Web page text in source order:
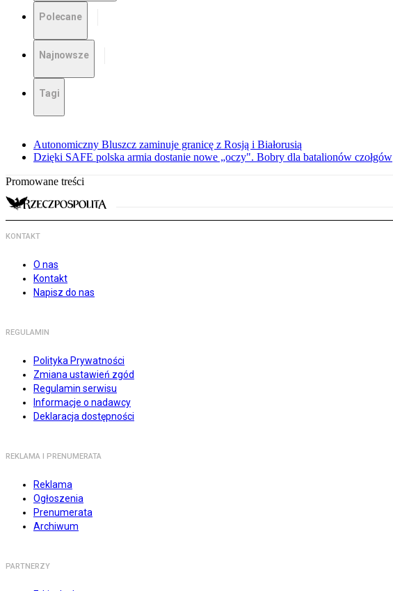
Polecane
Najnowsze
Tagi
Autonomiczny Bluszcz zaminuje granicę z Rosją i Białorusią
Dzięki SAFE polska armia dostanie nowe „oczy". Bobry dla batalionów czołgów
Promowane treści
KONTAKT
O nas
Kontakt
Napisz do nas
REGULAMIN
Polityka Prywatności
Zmiana ustawień zgód
Regulamin serwisu
Informacje o nadawcy
Deklaracja dostępności
REKLAMA I PRENUMERATA
Reklama
Ogłoszenia
Prenumerata
Archiwum
PARTNERZY